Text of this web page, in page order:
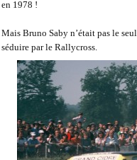
en 1978 !
Mais Bruno Saby n’était pas le
séduire par le Rallycross.